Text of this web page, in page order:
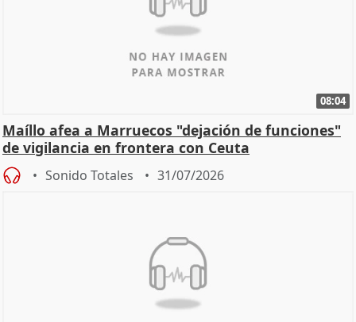
08:04
Maíllo afea a Marruecos "dejación de funciones"
de vigilancia en frontera con Ceuta
Sonido Totales 31/07/2026